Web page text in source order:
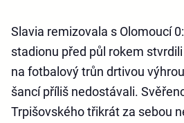
Slavia remizovala s Olomoucí
stadionu před půl rokem
na fotbalový trůn drtivou
šancí příliš nedostávali.
Trpišovského třikrát za sebou